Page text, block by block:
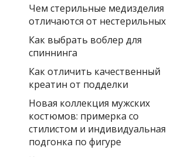
Чем стерильные медизделия
отличаются от нестерильных
Как выбрать воблер для
спиннинга
Как отличить качественный
креатин от подделки
Новая коллекция мужских
костюмов: примерка со
стилистом и индивидуальная
подгонка по фигуре